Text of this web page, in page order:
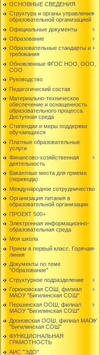
ОСНОВНЫЕ СВЕДЕНИЯ
Структура и органы управления
образовательной организацией
Официальные документы
Образование
Образовательные стандарты и
требования
Обновленные ФГОС НОО, ООО,
СОО
Руководство
Педагогический состав
Материально-техническое
обеспечение и оснащенность
образовательного процесса.
Доступная среда
Стипендии и меры поддержки
обучающихся
Платные образовательные
услуги
Финансово-хозяйственная
деятельность
Вакантные места для приема
(перевода)
Международное сотрудничество
Организация питания в
образовательной организации
ПРОЕКТ 500+
Электронная информационно-
образовательная среда
Моя школа
Прием в первый класс. Горячая
линия
Документы по теме
"Образование"
Структурное подразделение
Горюновская СОШ, филиал
МАОУ "Бигилинская СОШ"
Першинская ООШ, филиал
МАОУ "Бигилинская СОШ"
Дроновская ООШ, филиал МАОУ
"Бигилинская СОШ"
ФУНКЦИОНАЛЬНАЯ
ГРАМОТНОСТЬ
АИС "ЭДО"